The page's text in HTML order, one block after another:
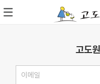
고도